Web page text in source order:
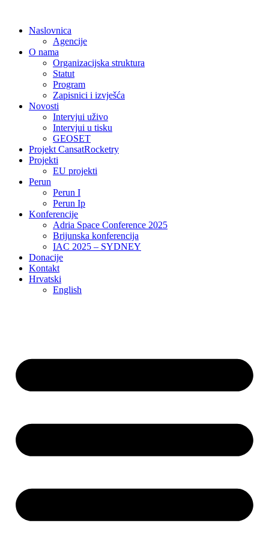
sadržajNaslovnica
Agencije
O nama
Organizacijska struktura
Statut
Program
Zapisnici i izvješća
Novosti
Intervjui uživo
Intervjui u tisku
GEOSET
Projekt CansatRocketry
Projekti
EU projekti
Perun
Perun I
Perun Ip
Konferencije
Adria Space Conference 2025
Brijunska konferencija
IAC 2025 – SYDNEY
Donacije
Kontakt
Hrvatski
English